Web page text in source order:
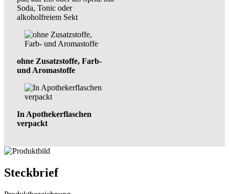
Soda, Tonic oder
alkoholfreiem Sekt
ohne Zusatzstoffe, Farb-
und Aromastoffe
In Apothekerflaschen
verpackt
Steckbrief